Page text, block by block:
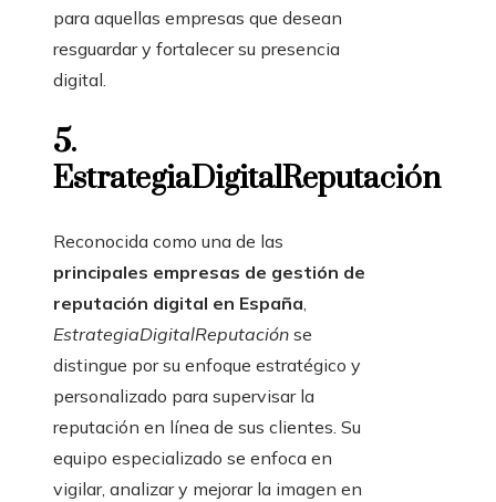
para aquellas empresas que desean
resguardar y fortalecer su presencia
digital.
5.
EstrategiaDigitalReputación
Reconocida como una de las
principales empresas de gestión de
reputación digital en España,
EstrategiaDigitalReputación se
distingue por su enfoque estratégico y
personalizado para supervisar la
reputación en línea de sus clientes. Su
equipo especializado se enfoca en
vigilar, analizar y mejorar la imagen en